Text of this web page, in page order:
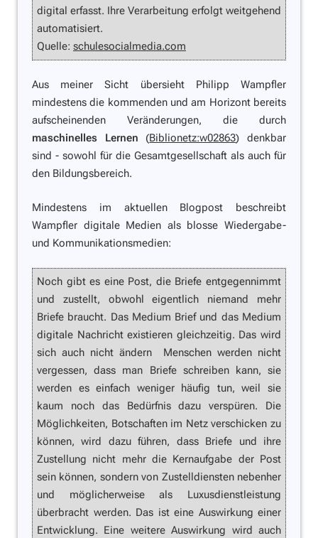
digital erfasst. Ihre Verarbeitung erfolgt weitgehend
automatisiert.
Quelle: schulesocialmedia.com
Aus meiner Sicht übersieht Philipp Wampfler
mindestens die kommenden und am Horizont bereits
aufscheinenden Veränderungen, die durch
maschinelles Lernen (Biblionetz:w02863) denkbar
sind - sowohl für die Gesamtgesellschaft als auch für
den Bildungsbereich.
Mindestens im aktuellen Blogpost beschreibt
Wampfler digitale Medien als blosse Wiedergabe-
und Kommunikationsmedien:
Noch gibt es eine Post, die Briefe entgegennimmt
und zustellt, obwohl eigentlich niemand mehr
Briefe braucht. Das Medium Brief und das Medium
digitale Nachricht existieren gleichzeitig. Das wird
sich auch nicht ändern  Menschen werden nicht
vergessen, dass man Briefe schreiben kann, sie
werden es einfach weniger häufig tun, weil sie
kaum noch das Bedürfnis dazu verspüren. Die
Möglichkeiten, Botschaften im Netz verschicken zu
können, wird dazu führen, dass Briefe und ihre
Zustellung nicht mehr die Kernaufgabe der Post
sein können, sondern von Zustelldiensten nebenher
und möglicherweise als Luxusdienstleistung
überbracht werden. Das ist eine Auswirkung einer
Entwicklung. Eine weitere Auswirkung wird auch